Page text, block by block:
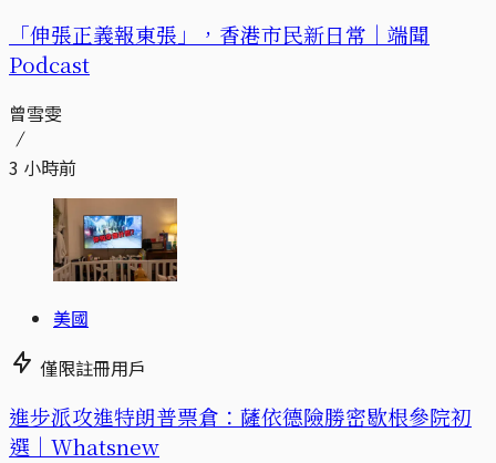
「伸張正義報東張」，香港市民新日常｜端聞
Podcast
曾雪雯
3 小時前
美國
僅限註冊用戶
進步派攻進特朗普票倉：薩依德險勝密歇根參院初
選｜Whatsnew